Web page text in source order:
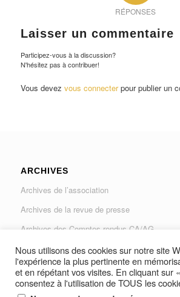
RÉPONSES
Laisser un commentaire
Participez-vous à la discussion?
N'hésitez pas à contribuer!
Vous devez vous connecterpour publier un
ARCHIVES
Archives de l’association
Archives de la revue de presse
Archives des Comptes rendus CA/AG
Archives du Journal « Traverse »
Nous utilisons des cookies sur notre site
l'expérience la plus pertinente en
et en répétant vos visites. En cliquant sur
consentez à l'utilisation de TOUS les